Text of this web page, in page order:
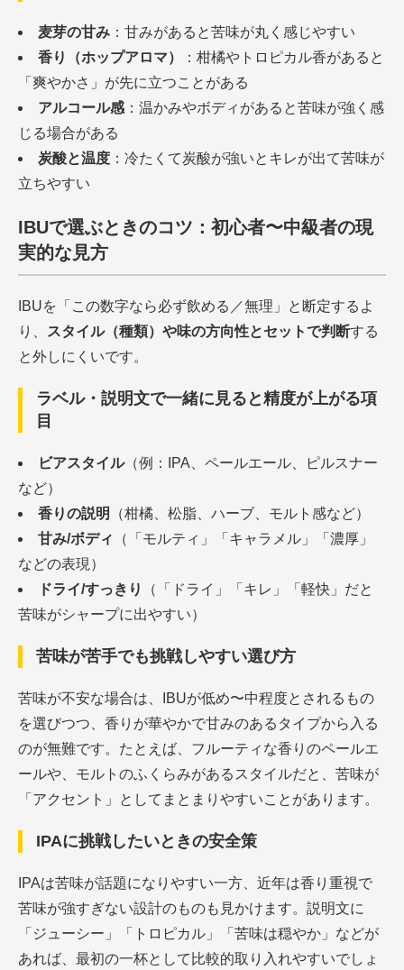
麦芽の甘み ：甘みがあると苦味が丸く感じやすい
香り（ホップアロマ）
：柑橘やトロピカル香があると
「爽やかさ」が先に立つことがある
アルコール感 ：温かみやボディがあると苦味が強く感
じる場合がある
炭酸と温度 ：冷たくて炭酸が強いとキレが出て苦味が
立ちやすい
IBUで選ぶときのコツ：初心者〜中級者の現
実的な見方
IBUを「この数字なら必ず飲める／無理」と断定するよ
り、
スタイル（種類）や味の方向性とセットで判断する
と外しにくいです。
ラベル・説明文で一緒に見ると精度が上がる項
目
ビアスタイル（例：IPA、ペールエール、ピルスナー
など）
香りの説明
（柑橘、松脂、ハーブ、モルト感など）
甘み/ボディ
（「モルティ」「キャラメル」「濃厚」
などの表現）
ドライ/すっきり
（「ドライ」「キレ」「軽快」だと
苦味がシャープに出やすい）
苦味が苦手でも挑戦しやすい選び方
苦味が不安な場合は、IBUが低め〜中程度とされるもの
を選びつつ、香りが華やかで甘みのあるタイプから入る
のが無難です。たとえば、フルーティな香りのペールエ
ールや、モルトのふくらみがあるスタイルだと、苦味が
「アクセント」としてまとまりやすいことがあります。
IPAに挑戦したいときの安全策
IPAは苦味が話題になりやすい一方、近年は香り重視で
苦味が強すぎない設計のものも見かけます。説明文に
「ジューシー」「トロピカル」「苦味は穏やか」などが
あれば、最初の一杯として比較的取り入れやすいでしょ